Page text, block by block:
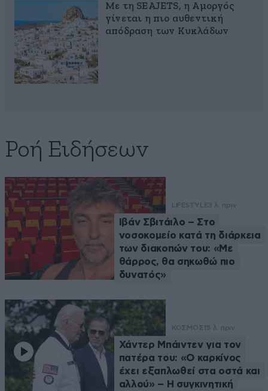
Με τη SEAJETS, η Αμοργός
γίνεται η πιο αυθεντική
απόδραση των Κυκλάδων
Ροή Ειδήσεων
LIFESTYLE3 λ. πριν
Ιβάν Σβιτάιλο – Στο
νοσοκομείο κατά τη διάρκεια
των διακοπών του: «Με
θάρρος, θα σηκωθώ πιο
δυνατός»
ΚΟΣΜΟΣ 15 λ. πριν
Χάντερ Μπάιντεν για τον
πατέρα του: «Ο καρκίνος
έχει εξαπλωθεί στα οστά και
αλλού» – Η συγκινητική